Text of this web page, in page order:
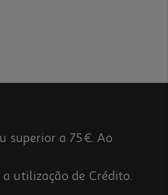
superior a 75€. Ao
utilização de Crédito.